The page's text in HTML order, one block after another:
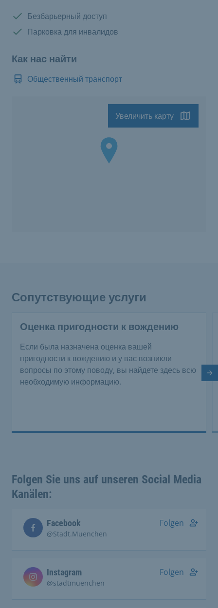
Доступно:
Безбарьерный доступ
Доступно:
Парковка для инвалидов
Как нас найти
Общественный транспорт
Увеличить карту
Сопутствующие услуги
Оценка пригодности к вождению
Если была назначена оценка вашей
пригодности к вождению и у вас возникли
вопросы по этому поводу, вы найдете здесь всю
необходимую информацию.
Folgen Sie uns auf unseren Social Media
Kanälen:
Facebook
@Stadt.Muenchen
Folgen
Instagram
@stadtmuenchen
Folgen